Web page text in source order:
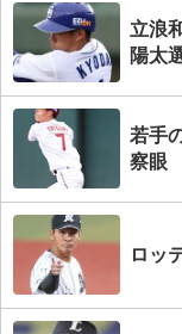
立浪
陽太
若手
察眼
ロッ